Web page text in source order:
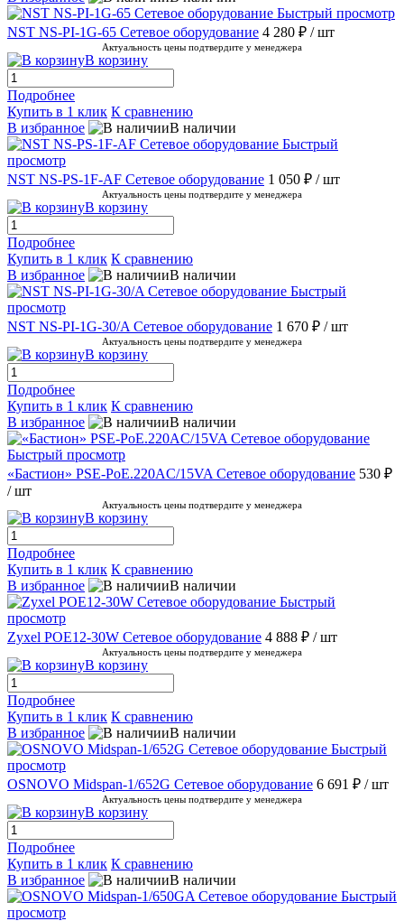
Быстрый просмотр
NST NS-PI-1G-65 Сетевое оборудование 4 280 ₽ / шт
Актуальность цены подтвердите у менеджера
В корзину
Подробнее
Купить в 1 клик К сравнению
В избранное
В наличии
Быстрый
просмотр
NST NS-PS-1F-AF Сетевое оборудование 1 050 ₽ / шт
Актуальность цены подтвердите у менеджера
В корзину
Подробнее
Купить в 1 клик К сравнению
В избранное
В наличии
Быстрый
просмотр
NST NS-PI-1G-30/A Сетевое оборудование 1 670 ₽ / шт
Актуальность цены подтвердите у менеджера
В корзину
Подробнее
Купить в 1 клик К сравнению
В избранное
В наличии
Быстрый просмотр
«Бастион» PSE-PoE.220AC/15VA Сетевое оборудование 530 ₽
/ шт
Актуальность цены подтвердите у менеджера
В корзину
Подробнее
Купить в 1 клик К сравнению
В избранное
В наличии
Быстрый
просмотр
Zyxel POE12-30W Сетевое оборудование 4 888 ₽ / шт
Актуальность цены подтвердите у менеджера
В корзину
Подробнее
Купить в 1 клик К сравнению
В избранное
В наличии
Быстрый
просмотр
OSNOVO Midspan-1/652G Сетевое оборудование 6 691 ₽ / шт
Актуальность цены подтвердите у менеджера
В корзину
Подробнее
Купить в 1 клик К сравнению
В избранное
В наличии
Быстрый
просмотр